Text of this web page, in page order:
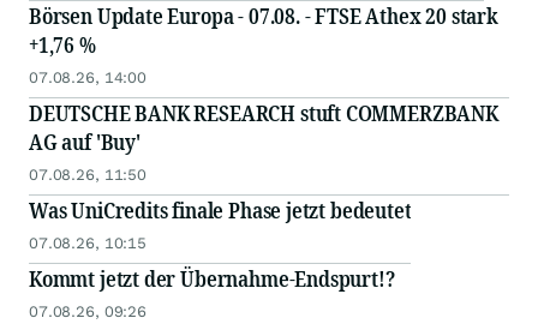
Börsen Update Europa - 07.08. - FTSE Athex 20 stark
+1,76 %
07.08.26, 14:00
DEUTSCHE BANK RESEARCH stuft COMMERZBANK
AG auf 'Buy'
07.08.26, 11:50
Was UniCredits finale Phase jetzt bedeutet
07.08.26, 10:15
Kommt jetzt der Übernahme-Endspurt!?
07.08.26, 09:26